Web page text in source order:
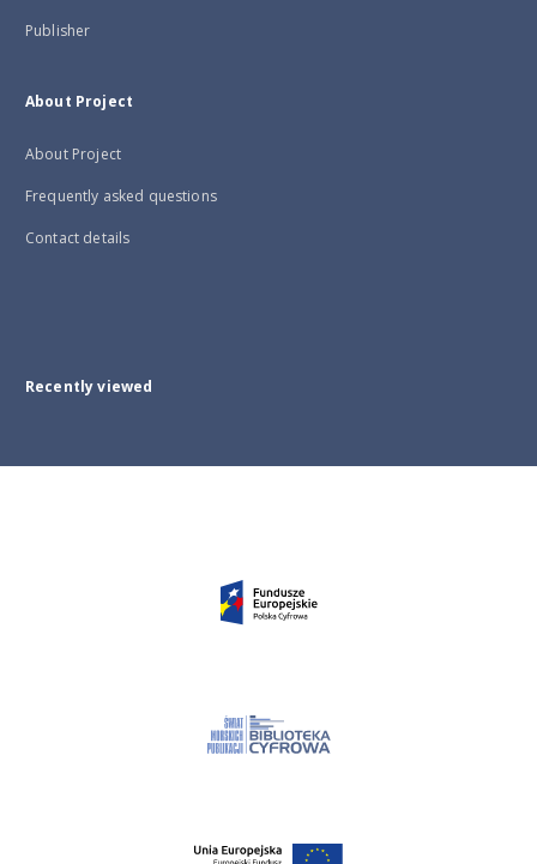
Publisher
About Project
About Project
Frequently asked questions
Contact details
Recently viewed